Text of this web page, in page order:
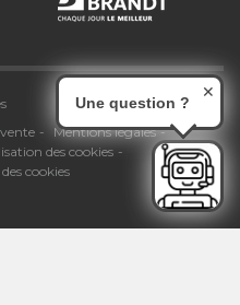
Mentions légales
des cookies
cookies
Une question ?
✕